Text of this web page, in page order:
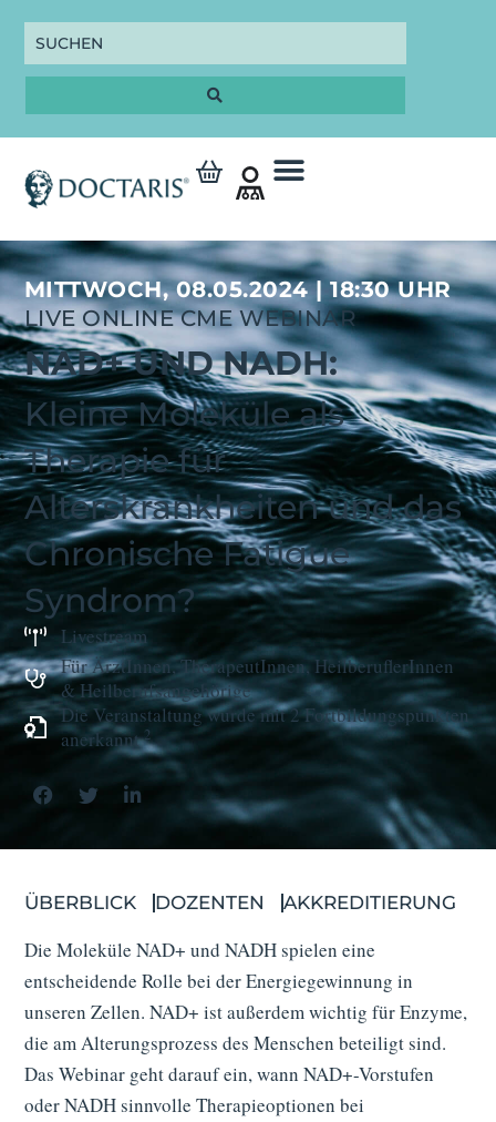
MITTWOCH, 08.05.2024 | 18:30 UHR
LIVE ONLINE CME WEBINAR
NAD+ UND NADH:
Kleine Moleküle als
Therapie für
Alterskrankheiten und das
Chronische Fatigue
Syndrom?
Livestream
Für ÄrztInnen, TherapeutInnen, HeilberuflerInnen
& Heilberufs­angehörige
Die Veranstaltung wurde mit 2 Fortbildungs­punkten
anerkannt2
ÜBERBLICK DOZENTEN AKKREDITIERUNG
Die Moleküle NAD+ und NADH spielen eine
entscheidende Rolle bei der Energiegewinnung in
unseren Zellen. NAD+ ist außerdem wichtig für Enzyme,
die am Alterungsprozess des Menschen beteiligt sind.
Das Webinar geht darauf ein, wann NAD+-Vorstufen
oder NADH sinnvolle Therapieoptionen bei